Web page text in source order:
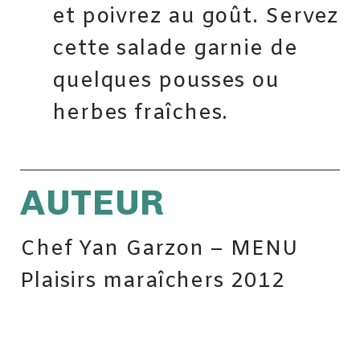
et poivrez au goût. Servez
cette salade garnie de
quelques pousses ou
herbes fraîches.
AUTEUR
Chef Yan Garzon – MENU
Plaisirs maraîchers 2012